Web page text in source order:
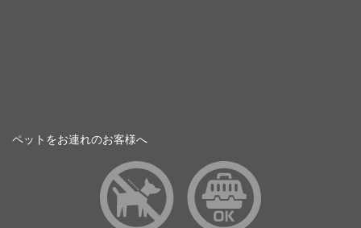
ペットをお連れのお客様へ